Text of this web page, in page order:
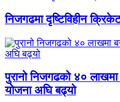
निजगढमा दृष्टिविहीन
पुरानो निजगढको ४०
योजना अघि बढ्यो